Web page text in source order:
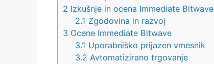
2 Izkušnje in ocena Immediate Bitwave
2.1 Zgodovina in razvoj
3 Ocene Immediate Bitwave
3.1 Uporabniško prijazen vmesnik
3.2 Avtomatizirano trgovanje